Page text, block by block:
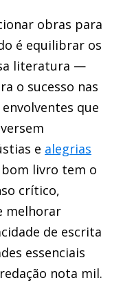
obras para
é equilibrar os
literatura —
o sucesso nas
que
e alegrias
bom livro tem o
crítico,
melhorar
de escrita
essenciais
nota mil.